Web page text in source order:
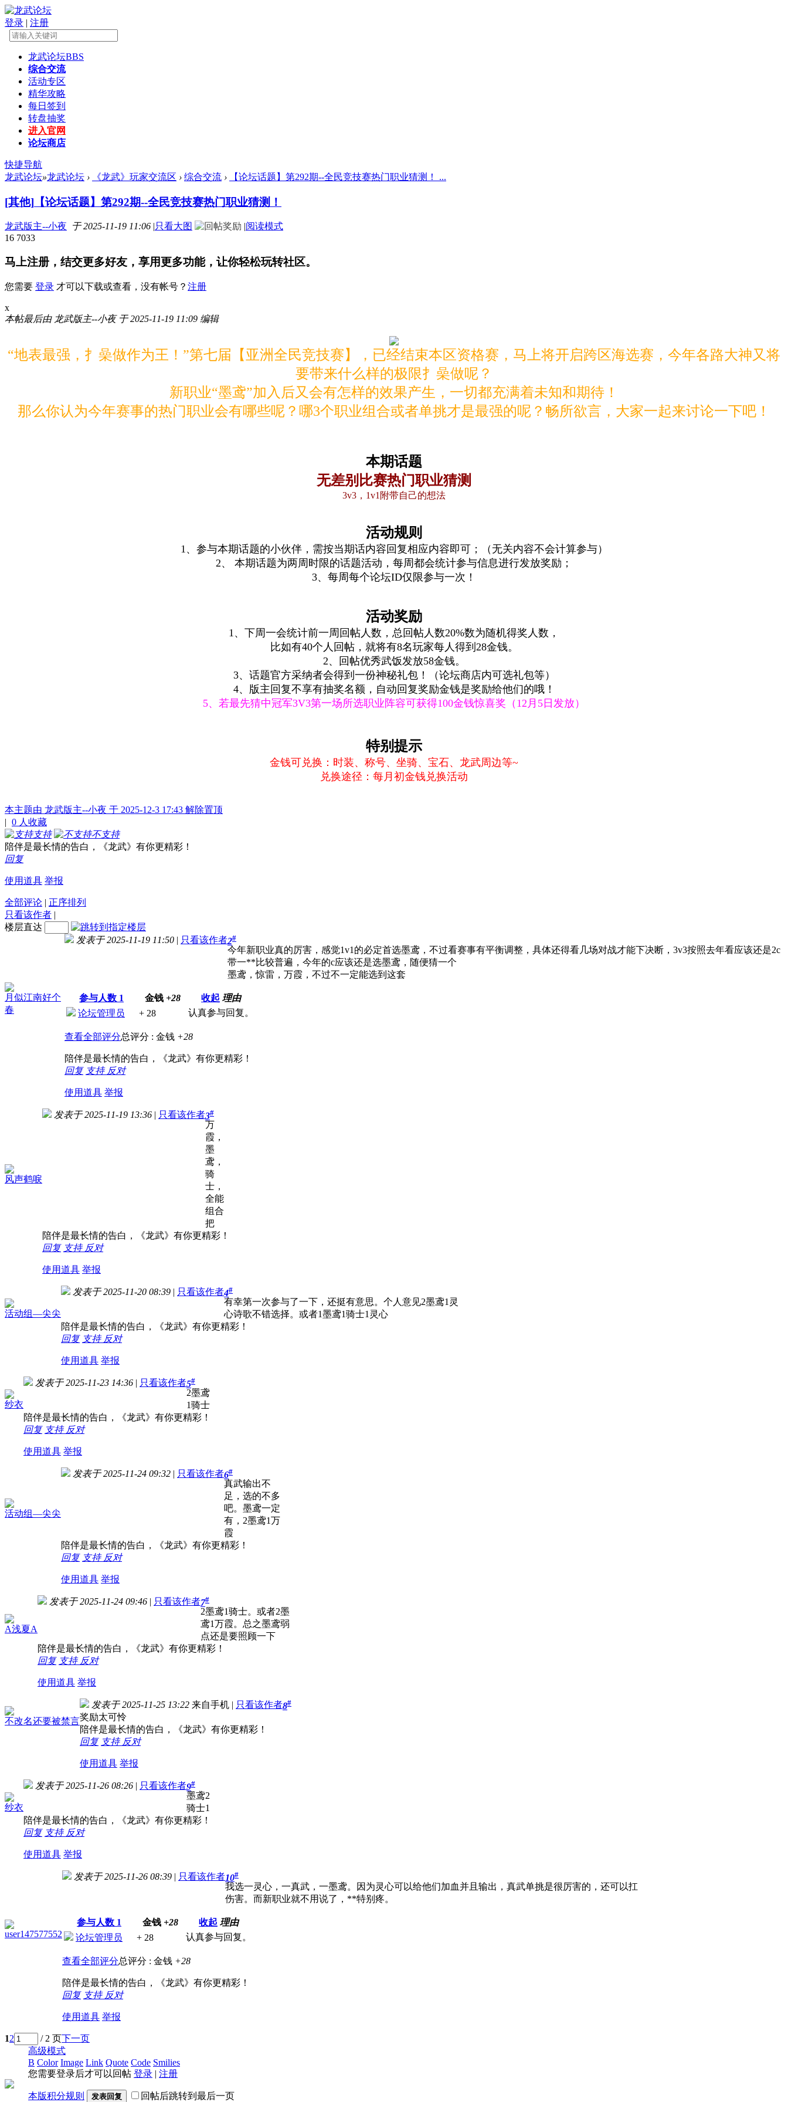
登录 | 注册
龙武论坛BBS
综合交流
活动专区
精华攻略
每日签到
转盘抽奖
进入官网
论坛商店
快捷导航
龙武论坛»龙武论坛 › 《龙武》玩家交流区 › 综合交流 › 【论坛话题】第292期--全民竞技赛热门职业猜测！ ...
[其他] 【论坛话题】第292期--全民竞技赛热门职业猜测！
龙武版主--小夜 于 2025-11-19 11:06 |只看大图 |阅读模式
16 7033
马上注册，结交更多好友，享用更多功能，让你轻松玩转社区。
您需要 登录 才可以下载或查看，没有帐号？ 注册
x
本帖最后由 龙武版主--小夜 于 2025-11-19 11:09 编辑
“地表最强，扌喿做作为王！”第七届【亚洲全民竞技赛】，已经结束本区资格赛，马上将开启跨区海选赛，今年各路大神又将
要带来什么样的极限扌喿做呢？
新职业“墨鸢”加入后又会有怎样的效果产生，一切都充满着未知和期待！
那么你认为今年赛事的热门职业会有哪些呢？哪3个职业组合或者单挑才是最强的呢？畅所欲言，大家一起来讨论一下吧！
本期话题
无差别比赛热门职业猜测
3v3，1v1附带自己的想法
活动规则
1、参与本期话题的小伙伴，需按当期话内容回复相应内容即可；（无关内容不会计算参与）
2、 本期话题为两周时限的话题活动，每周都会统计参与信息进行发放奖励；
3、每周每个论坛ID仅限参与一次！
活动奖励
1、下周一会统计前一周回帖人数，总回帖人数20%数为随机得奖人数，
比如有40个人回帖，就将有8名玩家每人得到28金钱。
2、回帖优秀武饭发放58金钱。
3、话题官方采纳者会得到一份神秘礼包！（论坛商店内可选礼包等）
4、版主回复不享有抽奖名额，自动回复奖励金钱是奖励给他们的哦！
5、若最先猜中冠军3V3第一场所选职业阵容可获得100金钱惊喜奖（12月5日发放）
特别提示
金钱可兑换：时装、称号、坐骑、宝石、龙武周边等~
兑换途径：每月初金钱兑换活动
本主题由 龙武版主--小夜 于 2025-12-3 17:43 解除置顶
| 0 人收藏
支持
不支持
陪伴是最长情的告白，《龙武》有你更精彩！
回复
使用道具 举报
全部评论 | 正序排列
只看该作者 |
楼层直达
月似江南好个
春
发表于 2025-11-19 11:50 | 只看该作者2#
今年新职业真的厉害，感觉1v1的必定首选墨鸢，不过看赛事有平衡调整，具体还得看几场对战才能下决断，3v3按照去年看应该还是2c
带一**比较普遍，今年的c应该还是选墨鸢，随便猜一个
墨鸢，惊雷，万霞，不过不一定能选到这套
参与人数 1 金钱 +28 收起 理由
论坛管理员
+ 28 认真参与回复。
查看全部评分总评分 : 金钱 +28
陪伴是最长情的告白，《龙武》有你更精彩！
回复 支持 反对
使用道具 举报
风声鹤唳
发表于 2025-11-19 13:36 | 只看该作者3#
万
霞，
墨
鸢，
骑
士，
全能
组合
把
陪伴是最长情的告白，《龙武》有你更精彩！
回复 支持 反对
使用道具 举报
活动组—尖尖
发表于 2025-11-20 08:39 | 只看该作者4#
有幸第一次参与了一下，还挺有意思。个人意见2墨鸢1灵
心诗歌不错选择。或者1墨鸢1骑士1灵心
陪伴是最长情的告白，《龙武》有你更精彩！
回复 支持 反对
使用道具 举报
纱衣
发表于 2025-11-23 14:36 | 只看该作者5#
2墨鸢
1骑士
陪伴是最长情的告白，《龙武》有你更精彩！
回复 支持 反对
使用道具 举报
活动组—尖尖
发表于 2025-11-24 09:32 | 只看该作者6#
真武输出不
足，选的不多
吧。墨鸢一定
有，2墨鸢1万
霞
陪伴是最长情的告白，《龙武》有你更精彩！
回复 支持 反对
使用道具 举报
A浅夏A
发表于 2025-11-24 09:46 | 只看该作者7#
2墨鸢1骑士。或者2墨
鸢1万霞。总之墨鸢弱
点还是要照顾一下
陪伴是最长情的告白，《龙武》有你更精彩！
回复 支持 反对
使用道具 举报
不改名还要被禁言
发表于 2025-11-25 13:22 来自手机 | 只看该作者8#
奖励太可怜
陪伴是最长情的告白，《龙武》有你更精彩！
回复 支持 反对
使用道具 举报
纱衣
发表于 2025-11-26 08:26 | 只看该作者9#
墨鸢2
骑士1
陪伴是最长情的告白，《龙武》有你更精彩！
回复 支持 反对
使用道具 举报
user147577552
发表于 2025-11-26 08:39 | 只看该作者10#
我选一灵心，一真武，一墨鸢。因为灵心可以给他们加血并且输出，真武单挑是很厉害的，还可以扛
伤害。而新职业就不用说了，**特别疼。
参与人数 1 金钱 +28 收起 理由
论坛管理员
+ 28 认真参与回复。
查看全部评分总评分 : 金钱 +28
陪伴是最长情的告白，《龙武》有你更精彩！
回复 支持 反对
使用道具 举报
12 / 2 页下一页
高级模式
B Color Image Link Quote Code Smilies
您需要登录后才可以回帖 登录 | 注册
本版积分规则 发表回复 回帖后跳转到最后一页